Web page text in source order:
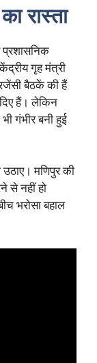
रास्ता
प्रशासनिक
गृह मंत्री
बैठकें की हैं
हैं। लेकिन
गंभीर बनी हुई
मणिपुर की
से नहीं हो
भरोसा बहाल